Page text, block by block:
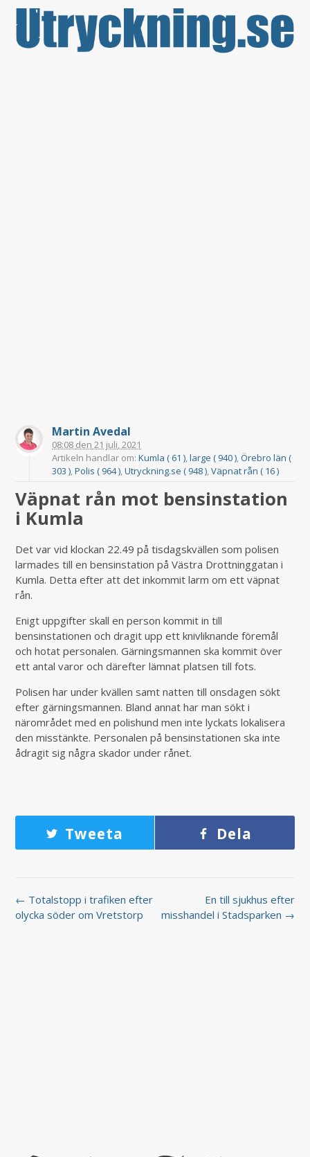
Martin Avedal
08:08 den 21 juli, 2021
Artikeln handlar om:Kumla ( 61 ),large ( 940 ),Örebro län (
303 ),Polis ( 964 ),Utryckning.se ( 948 ),Väpnat rån ( 16 )
Väpnat rån mot bensinstation
i Kumla
Det var vid klockan 22.49 på tisdagskvällen som polisen
larmades till en bensinstation på Västra Drottninggatan i
Kumla. Detta efter att det inkommit larm om ett väpnat
rån.
Enigt uppgifter skall en person kommit in till
bensinstationen och dragit upp ett knivliknande föremål
och hotat personalen. Gärningsmannen ska kommit över
ett antal varor och därefter lämnat platsen till fots.
Polisen har under kvällen samt natten till onsdagen sökt
efter gärningsmannen. Bland annat har man sökt i
närområdet med en polishund men inte lyckats lokalisera
den misstänkte. Personalen på bensinstationen ska inte
ådragit sig några skador under rånet.
Tweeta Dela
← Totalstopp i trafiken efter
olycka söder om Vretstorp
En till sjukhus efter
misshandel i Stadsparken →